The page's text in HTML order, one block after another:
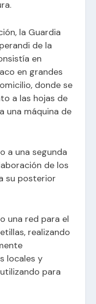
la Guardia
de la
en
en grandes
donde se
a las hojas de
una máquina de
a una segunda
de los
su posterior
una red para el
realizando
locales y
para